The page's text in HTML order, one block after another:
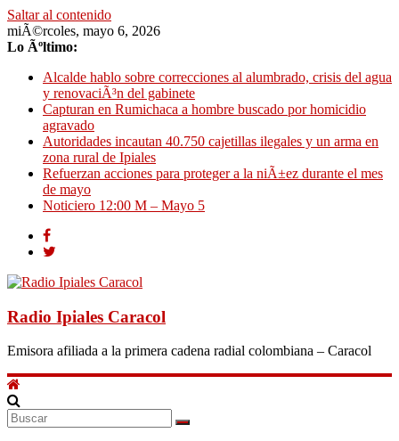
Saltar al contenido
miÃ©rcoles, mayo 6, 2026
Lo Ãºltimo:
Alcalde hablo sobre correcciones al alumbrado, crisis del agua
y renovaciÃ³n del gabinete
Capturan en Rumichaca a hombre buscado por homicidio
agravado
Autoridades incautan 40.750 cajetillas ilegales y un arma en
zona rural de Ipiales
Refuerzan acciones para proteger a la niÃ±ez durante el mes
de mayo
Noticiero 12:00 M – Mayo 5
Radio Ipiales Caracol
Emisora afiliada a la primera cadena radial colombiana – Caracol